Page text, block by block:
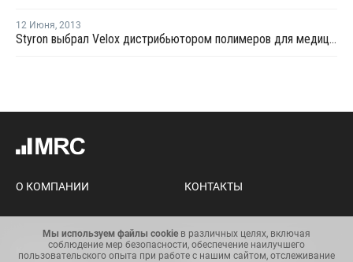
12 Июня, 2013
Styron выбрал Velox дистрибьютором полимеров для медицины в Европе
О КОМПАНИИ КОНТАКТЫ
Карта сайта
Условия использования
Мы используем файлы cookie в различных целях, включая
соблюдение мер безопасности, обеспечение наилучшего
пользовательского опыта при работе с нашим сайтом, отслеживание